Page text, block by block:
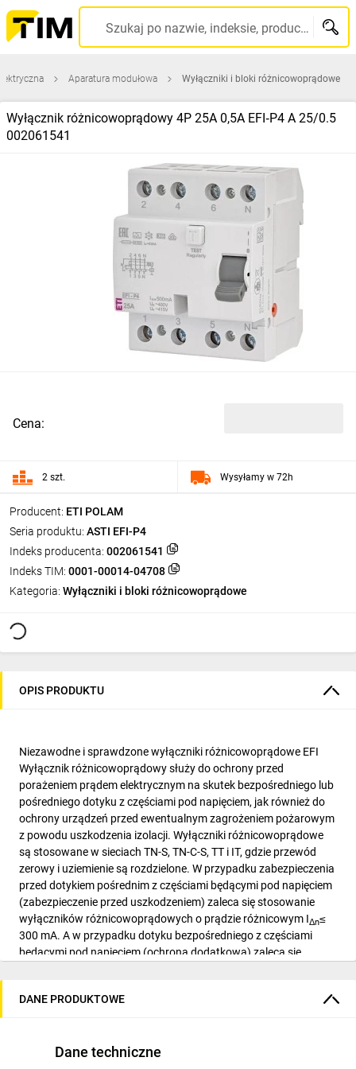
Szukaj po nazwie, indeksie, producencie, kodzie kreskowym...
Aparatura modułowa Wyłączniki i bloki różnicowoprądowe
Wyłącznik różnicowoprądowy 4P 25A 0,5A EFI‑P4 A 25/0.5
002061541
Producent: ETI POLAM
Seria produktu: ASTI EFI-P4
Indeks producenta: 002061541
Indeks TIM: 0001-00014-04708
Kategoria: Wyłączniki i bloki różnicowoprądowe
Cena:
2 szt. Wysyłamy w 72h
OPIS PRODUKTU
Niezawodne i sprawdzone wyłączniki różnicowoprądowe EFI
Wyłącznik różnicowoprądowy służy do ochrony przed
porażeniem prądem elektrycznym na skutek bezpośredniego lub
pośredniego dotyku z częściami pod napięciem, jak również do
ochrony urządzeń przed ewentualnym zagrożeniem pożarowym
z powodu uszkodzenia izolacji. Wyłączniki różnicowoprądowe
są stosowane w sieciach TN-S, TN-C-S, TT i IT, gdzie przewód
zerowy i uziemienie są rozdzielone. W przypadku zabezpieczenia
przed dotykiem pośrednim z częściami będącymi pod napięciem
(zabezpieczenie przed uszkodzeniem) zaleca się stosowanie
wyłączników różnicowoprądowych o prądzie różnicowym IΔn≤
300 mA. A w przypadku dotyku bezpośredniego z częściami
będącymi pod napięciem (ochrona dodatkowa) zaleca się
przeciwpożarową zgodnie z normami DIN VDE 0100-482 i IEC
prądzie różnicowym IΔn≤ 300 mA. W instalacjach, w których
DANE PRODUKTOWE
Dane techniczne